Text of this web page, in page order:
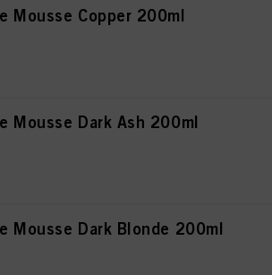
Mousse Copper 200ml
Mousse Dark Ash 200ml
Mousse Dark Blonde 200ml